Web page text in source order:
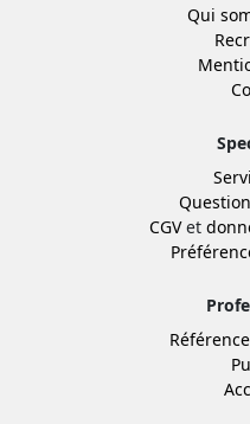
Qui
CGVet